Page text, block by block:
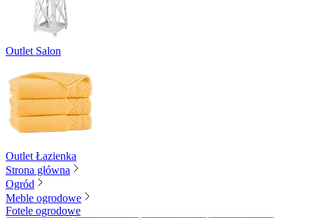
Outlet Salon
Outlet Łazienka
Strona główna
Ogród
Meble ogrodowe
Fotele ogrodowe